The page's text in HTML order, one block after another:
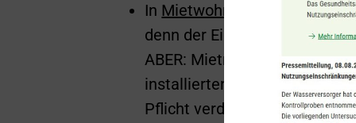
In Mietwohnungen
: der
denn der Eigentümer
ABER: Mietrechtlich ist stets
installierten Melder
Pflicht verdrängt auch